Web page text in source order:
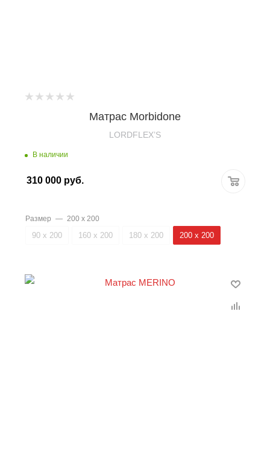
Матрас Morbidone
LORDFLEX’S
В наличии
310 000 руб.
Размер — 200 х 200
90 х 200 160 х 200 180 х 200 200 х 200